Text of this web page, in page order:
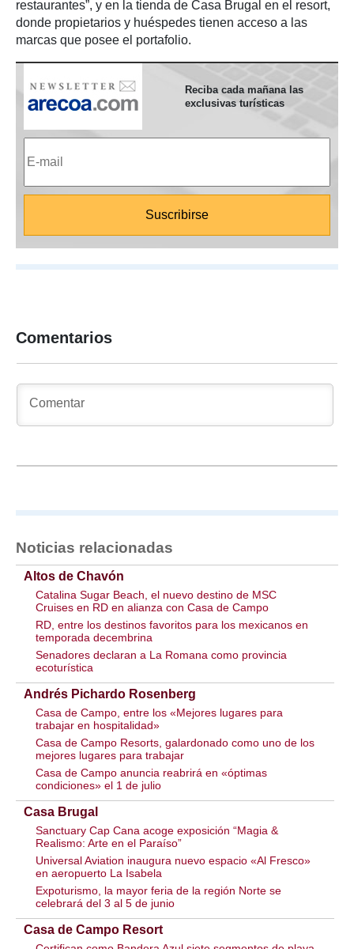
restaurantes”, y en la tienda de Casa Brugal en el resort,
donde propietarios y huéspedes tienen acceso a las
marcas que posee el portafolio.
Reciba cada mañana las
exclusivas turísticas
Comentarios
Noticias relacionadas
Altos de Chavón
Catalina Sugar Beach, el nuevo destino de MSC
Cruises en RD en alianza con Casa de Campo
RD, entre los destinos favoritos para los mexicanos en
temporada decembrina
Senadores declaran a La Romana como provincia
ecoturística
Andrés Pichardo Rosenberg
Casa de Campo, entre los «Mejores lugares para
trabajar en hospitalidad»
Casa de Campo Resorts, galardonado como uno de los
mejores lugares para trabajar
Casa de Campo anuncia reabrirá en «óptimas
condiciones» el 1 de julio
Casa Brugal
Sanctuary Cap Cana acoge exposición “Magia &
Realismo: Arte en el Paraíso”
Universal Aviation inaugura nuevo espacio «Al Fresco»
en aeropuerto La Isabela
Expoturismo, la mayor feria de la región Norte se
celebrará del 3 al 5 de junio
Casa de Campo Resort